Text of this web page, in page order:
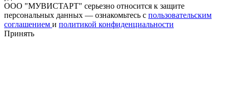
ООО "МУВИСТАРТ" серьезно относится к защите
персональных данных — ознакомьтесь с пользовательским
соглашением и политикой конфиденциальности
Принять